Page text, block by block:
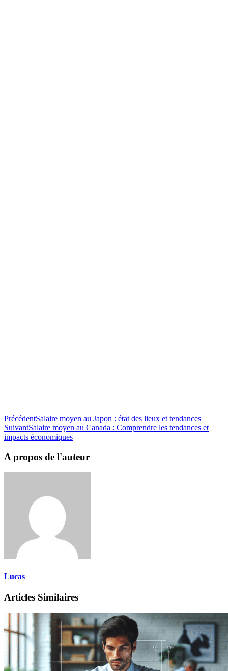
PrécédentSalaire moyen au Japon : état des lieux et tendances
SuivantSalaire moyen au Canada : Comprendre les tendances et
impacts économiques
A propos de l'auteur
Lucas
Articles Similaires